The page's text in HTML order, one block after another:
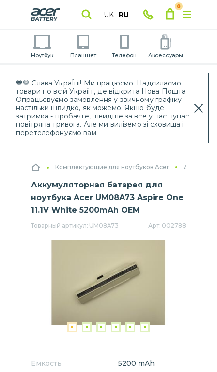
💙💛 Слава УкраЇні! Ми працюємо. Надсилаємо
товари по всій Україні, де відкрита Нова Пошта.
Опрацьовуємо замовлення у звичному графіку
настільки швидко, як можемо. Якщо буде
затримка - пробачте, швидше за все у нас лунає
повітряна тривога. Але ми виліземо зі сховища і
перетелефонуємо вам.
UK RU
0
Ноутбук Планшет Телефон Аксессуары
Комплектующие для ноутбуков Acer
Аккумуляторная батарея для
ноутбука Acer UM08A73 Aspire One
11.1V White 5200mAh OEM
Товарный артикул: UM08A73 Арт: 002788
Емкость
5200 mAh